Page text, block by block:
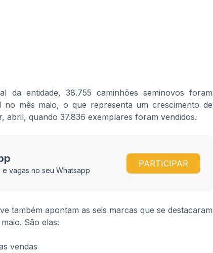
da entidade, 38.755 caminhões seminovos foram
no mês maio, o que representa um crescimento de
abril, quando 37.836 exemplares foram vendidos.
e vagas no seu Whatsapp
PARTICIPAR
também apontam as seis marcas que se destacaram
São elas:
vendas